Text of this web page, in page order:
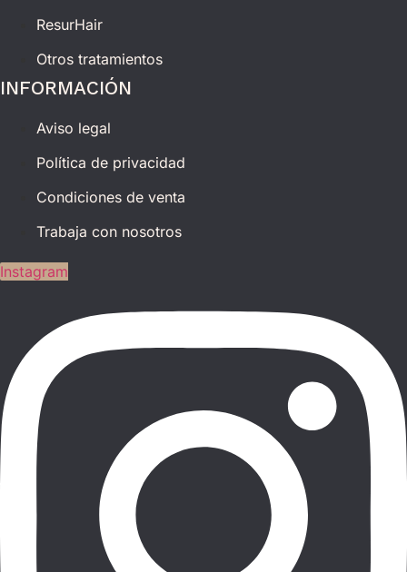
ResurHair
Otros tratamientos
INFORMACIÓN
Aviso legal
Política de privacidad
Condiciones de venta
Trabaja con nosotros
Instagram